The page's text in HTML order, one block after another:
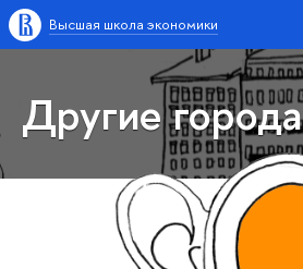
Высшая школа экономики
Другие города